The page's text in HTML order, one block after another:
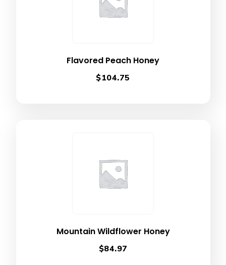
Flavored Peach Honey
$104.75
Mountain Wildflower Honey
$84.97